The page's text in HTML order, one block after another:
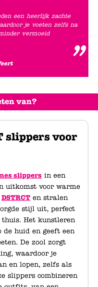
van?
slippers voor
slippers in een
uitkomst voor warme
DSTRCT en stralen
stijl uit, perfect
thuis. Het kunstleren
huid en geeft een
De zool zorgt
waardoor je
en lopen, zelfs als
slippers combineren
een heerlijk zachte
je voeten zelfs na
vermoeid